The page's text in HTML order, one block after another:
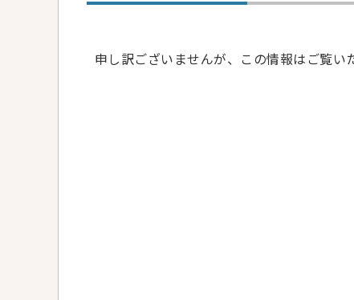
申し訳ございませんが、この情報はご覧い